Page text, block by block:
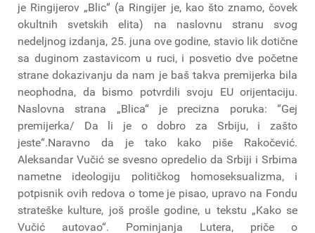
je Ringijerov „Blic“ (a Ringijer je, kao što znamo, čovek
okultnih svetskih elita) na naslovnu stranu svog
nedeljnog izdanja, 25. juna ove godine, stavio lik dotične
sa duginom zastavicom u ruci, i posvetio dve početne
strane dokazivanju da nam je baš takva premijerka bila
neophodna, da bismo potvrdili svoju EU orijentaciju.
Naslovna strana „Blica“ je precizna poruka: “Gej
premijerka/ Da li je o dobro za Srbiju, i zašto
jeste“.Naravno da je tako kako piše Rakočević.
Aleksandar Vučić se svesno opredelio da Srbiji i Srbima
nametne ideologiju političkog homoseksualizma, i
potpisnik ovih redova o tome je pisao, upravo na Fondu
strateške kulture, još prošle godine, u tekstu „Kako se
Vučić autovao“. Pominjanja Lutera, priče o